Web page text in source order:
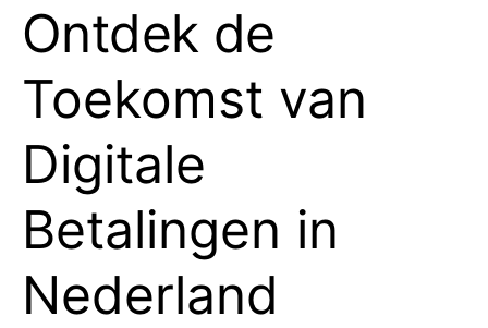
Ontdek de
Toekomst van
Digitale
Betalingen in
Nederland